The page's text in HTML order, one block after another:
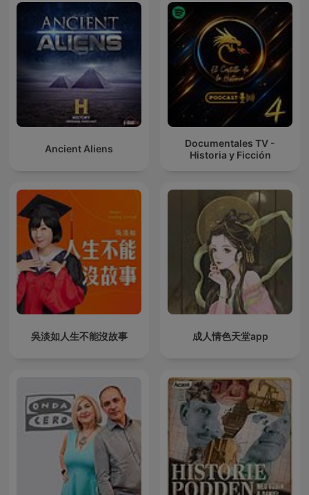
Ancient Aliens
Documentales TV -
Historia y Ficción
吳淡如人生不能沒故事 成人情色天堂app